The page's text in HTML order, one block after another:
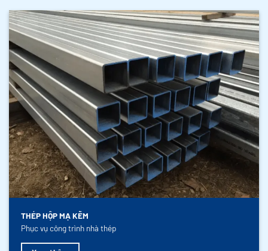
THÉP HỘP MẠ KẼM
Phục vụ công trình nhà thép